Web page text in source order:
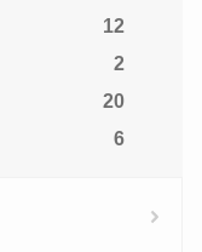
12
2
20
6